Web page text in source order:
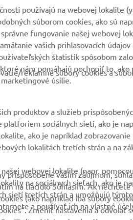
Rezervácia na servis
Nájsť predajcu
Nakladaní s použitými
batériami
používajú na webovej lokalite
súborom cookies, ako sú
fungovanie našej webovej
vašich prihlasovacích údajov
štatistík spôsobom
nám pomáhajú pochopiť to, ako
úsilie.
reklamné súbory cookies a
produktov a služieb
sociálnych sietí, ako je
ako je napríklad
lokalitách tretích strán a na
webovej lokalite (napr.
na sociálnych sieťach, ako je
sietí tretích strán a umožňujú týmto
a používať ich na vlastné
prispôsobené vašim záujmom,
na tlačidlo Súhlasím. Ak nechcete
(ako napríklad iba súbory
Zmeniť nastavenia a odvolať